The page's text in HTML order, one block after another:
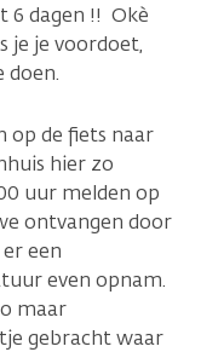
6 dagen !! Okè
je je voordoet,
doen.
op de fiets naar
hier zo
uur melden op
ontvangen door
een
even opnam.
maar
gebracht waar